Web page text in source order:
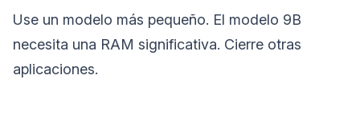
Use un modelo más pequeño. El modelo 9B
necesita una RAM significativa. Cierre otras
aplicaciones.